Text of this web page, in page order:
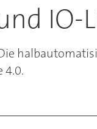
IO-
4.0.